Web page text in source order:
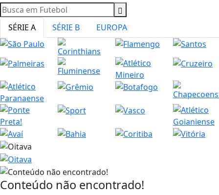
SÉRIE A SÉRIE B EUROPA
Conteúdo não encontrado!